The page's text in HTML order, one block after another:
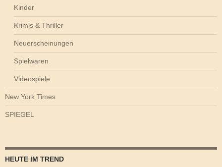
Kinder
Krimis & Thriller
Neuerscheinungen
Spielwaren
Videospiele
New York Times
SPIEGEL
HEUTE IM TREND